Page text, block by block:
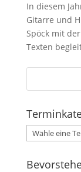
In diesem
Gitarre und
Spöck mit
Texten